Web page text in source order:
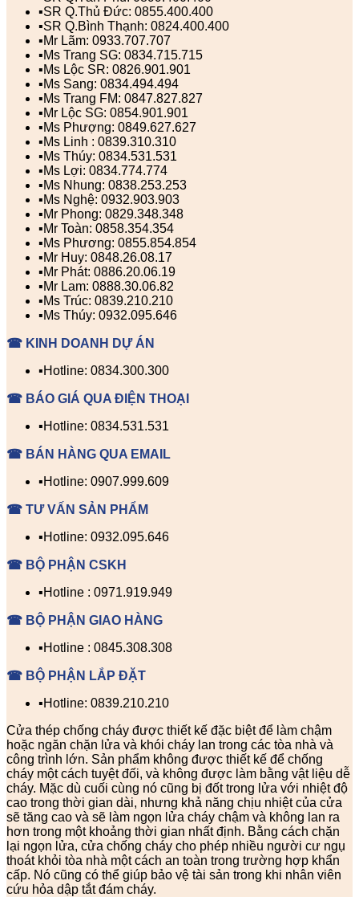
▪️SR Q.Thủ Đức: 0855.400.400
▪️SR Q.Bình Thạnh: 0824.400.400
▪️Mr Lãm: 0933.707.707
▪️Ms Trang SG: 0834.715.715
▪️Ms Lộc SR: 0826.901.901
▪️Ms Sang: 0834.494.494
▪️Ms Trang FM: 0847.827.827
▪️Mr Lộc SG: 0854.901.901
▪️Ms Phượng: 0849.627.627
▪️Ms Linh : 0839.310.310
▪️Ms Thúy: 0834.531.531
▪️Ms Lợi: 0834.774.774
▪️Ms Nhung: 0838.253.253
▪️Ms Nghệ: 0932.903.903
▪️Mr Phong: 0829.348.348
▪️Mr Toàn: 0858.354.354
▪️Ms Phương: 0855.854.854
▪️Mr Huy: 0848.26.08.17
▪️Mr Phát: 0886.20.06.19
▪️Mr Lam: 0888.30.06.82
▪️Ms Trúc: 0839.210.210
▪️Ms Thúy: 0932.095.646
☎ KINH DOANH DỰ ÁN
▪️Hotline: 0834.300.300
☎ BÁO GIÁ QUA ĐIỆN THOẠI
▪️Hotline: 0834.531.531
☎ BÁN HÀNG QUA EMAIL
▪️Hotline: 0907.999.609
☎ TƯ VẤN SẢN PHẨM
▪️Hotline: 0932.095.646
☎ BỘ PHẬN CSKH
▪️Hotline : 0971.919.949
☎ BỘ PHẬN GIAO HÀNG
▪️Hotline : 0845.308.308
☎ BỘ PHẬN LẮP ĐẶT
▪️Hotline: 0839.210.210
Cửa thép chống cháy được thiết kế đặc biệt để làm chậm
hoặc ngăn chặn lửa và khói cháy lan trong các tòa nhà và
công trình lớn. Sản phẩm không được thiết kế để chống
cháy một cách tuyệt đối, và không được làm bằng vật liệu dễ
cháy. Mặc dù cuối cùng nó cũng bị đốt trong lửa với nhiệt độ
cao trong thời gian dài, nhưng khả năng chịu nhiệt của cửa
sẽ tăng cao và sẽ làm ngọn lửa cháy chậm và không lan ra
hơn trong một khoảng thời gian nhất định. Bằng cách chặn
lại ngọn lửa, cửa chống cháy cho phép nhiều người cư ngụ
thoát khỏi tòa nhà một cách an toàn trong trường hợp khẩn
cấp. Nó cũng có thể giúp bảo vệ tài sản trong khi nhân viên
cứu hỏa dập tắt đám cháy.